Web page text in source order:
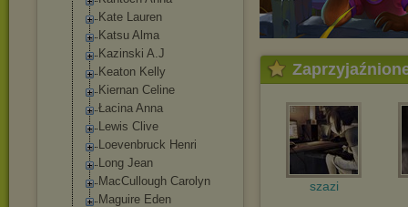
Kate Lauren
Katsu Alma
Kazinski A.J
Keaton Kelly
Kiernan Celine
Łacina Anna
Lewis Clive
Loevenbruck Henri
Long Jean
MacCullough Carolyn
Maguire Eden
szazi